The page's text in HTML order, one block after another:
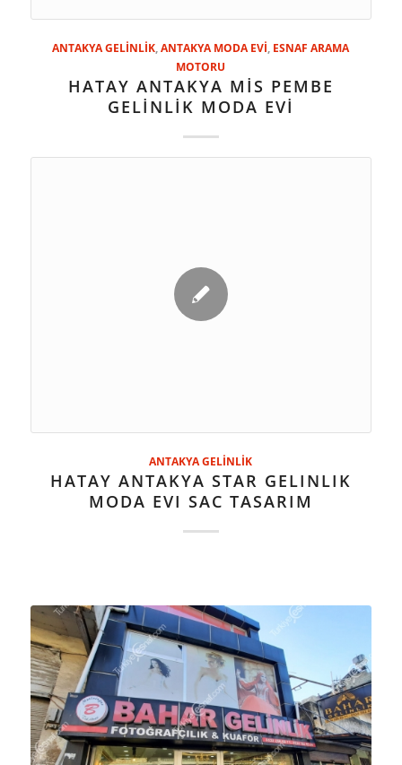
ANTAKYA GELİNLİK ,ANTAKYA MODA EVİ ESNAF ARAMA
MOTORU
HATAY ANTAKYA MİS PEMBE
GELİNLİK MODA EVİ
ANTAKYA GELİNLİK
HATAY ANTAKYA STAR GELINLIK
MODA EVI SAC TASARIM